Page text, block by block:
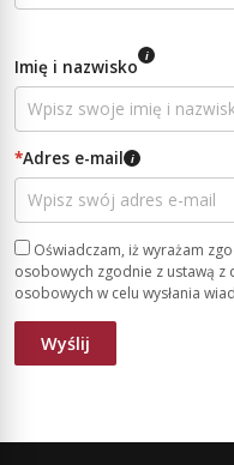
Imię i nazwisko i
*Adres e-mail i
Oświadczam, iż wyrażam
osobowych zgodnie z ustawą z
osobowych w celu wysłania